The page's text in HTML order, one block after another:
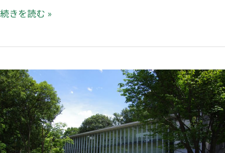
続きを読む »
休
館
日
の
お